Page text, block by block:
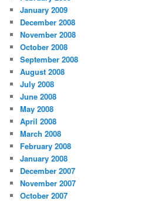
January 2009
December 2008
November 2008
October 2008
September 2008
August 2008
July 2008
June 2008
May 2008
April 2008
March 2008
February 2008
January 2008
December 2007
November 2007
October 2007